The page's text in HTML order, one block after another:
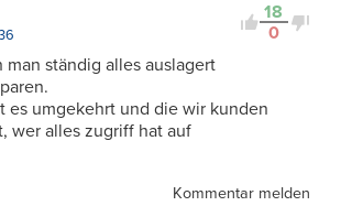
18
0
man ständig alles auslagert
es umgekehrt und die wir kunden
wer alles zugriff hat auf
Kommentar melden